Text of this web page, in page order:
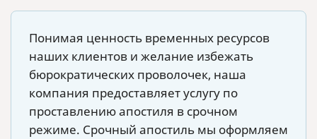
Понимая ценность временных ресурсов
наших клиентов и желание избежать
бюрократических проволочек, наша
компания предоставляет услугу по
проставлению апостиля в срочном
режиме. Срочный апостиль мы оформляем